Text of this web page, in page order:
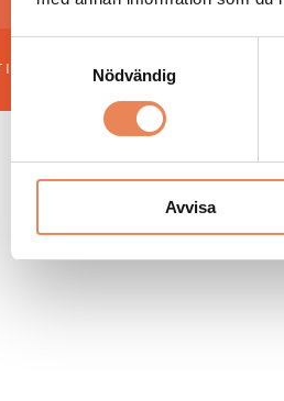
Nödvändig
Avvisa
TOPPEN OM BESÖKSLIV